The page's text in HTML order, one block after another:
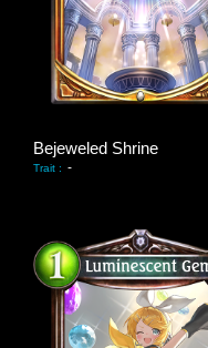
Bejeweled Shrine
Trait : -